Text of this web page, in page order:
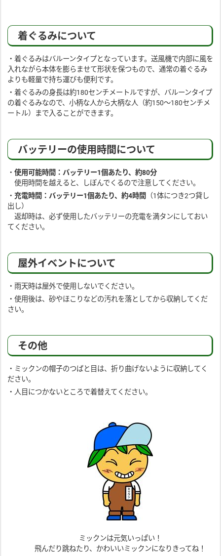
着ぐるみについて
・着ぐるみはバルーンタイプとなっています。送風機で内部に風を
入れながら本体を膨らませて形状を保つもので、通常の着ぐるみ
よりも軽量で持ち運びも便利です。
・着ぐるみの身長は約180センチメートルですが、バルーンタイプ
の着ぐるみなので、小柄な人から大柄な人（約150〜180センチメ
ートル）まで入ることができます。
バッテリーの使用時間について
・使用可能時間：バッテリー1個あたり、約80分
使用時間を越えると、しぼんでくるので注意してください。
・充電時間：バッテリー1個あたり、約4時間
（1体につき2つ貸し
出し）
返却時は、必ず使用したバッテリーの充電を満タンにしておい
てください。
屋外イベントについて
・雨天時は屋外で使用しないでください。
・使用後は、砂やほこりなどの汚れを落としてから収納してくだ
さい。
その他
・ミックンの帽子のつばと目は、折り曲げないように収納してく
ださい。
・人目につかないところで着替えてください。
ミックンは元気いっぱい！
飛んだり跳ねたり、かわいいミックンになりきってね！